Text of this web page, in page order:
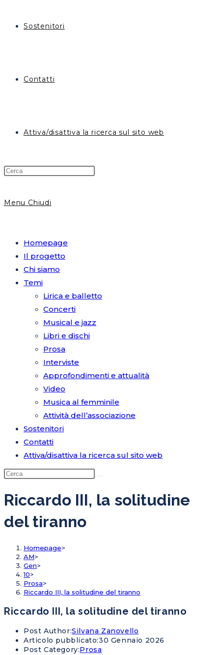
Sostenitori
Contatti
Attiva/disattiva la ricerca sul sito web
Menu Chiudi
Homepage
Il progetto
Chi siamo
Temi
Lirica e balletto
Concerti
Musical e jazz
Libri e dischi
Prosa
Interviste
Approfondimenti e attualità
Video
Musica al femminile
Attività dell’associazione
Sostenitori
Contatti
Attiva/disattiva la ricerca sul sito web
Riccardo III, la solitudine
del tiranno
Homepage>
AM>
Gen>
10>
Prosa>
Riccardo III, la solitudine del tiranno
Riccardo III, la solitudine del tiranno
Post Author:Silvana Zanovello
Articolo pubblicato:30 Gennaio 2026
Post Category:Prosa